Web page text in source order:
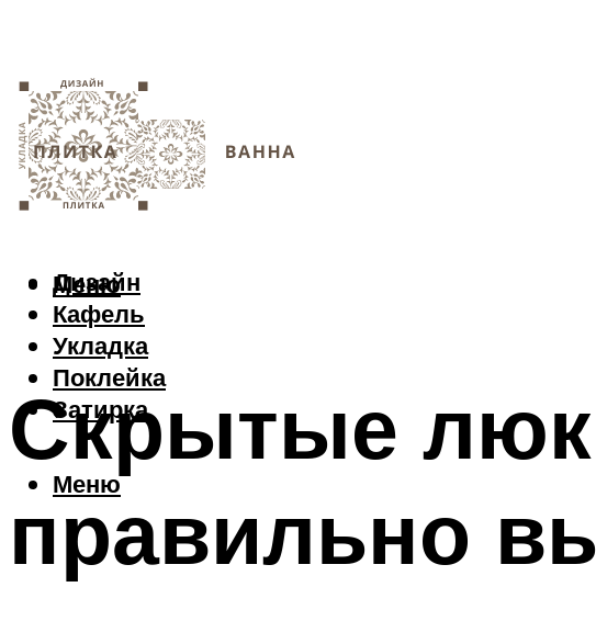
Дизайн
Кафель
Укладка
Поклейка
Затирка
Меню
Меню
Скрытые
правильно